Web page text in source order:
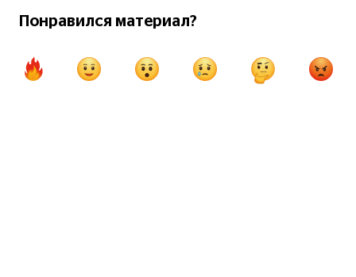
Понравился материал?